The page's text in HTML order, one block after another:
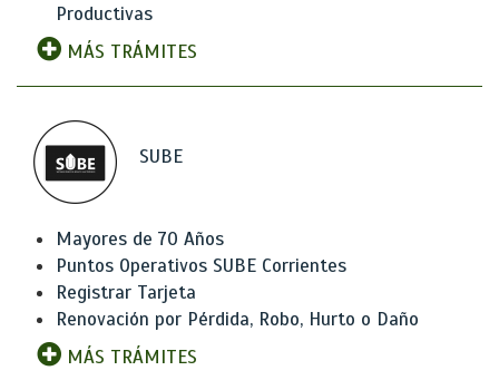
Productivas
MÁS TRÁMITES
SUBE
Mayores de 70 Años
Puntos Operativos SUBE Corrientes
Registrar Tarjeta
Renovación por Pérdida, Robo, Hurto o Daño
MÁS TRÁMITES